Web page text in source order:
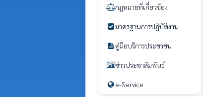
กฎหมายที่เกี่ยวข้อง
มาตรฐานการปฏิบัติงาน
คู่มือบริการประชาชน
ข่าวประชาสัมพันธ์
e-Service